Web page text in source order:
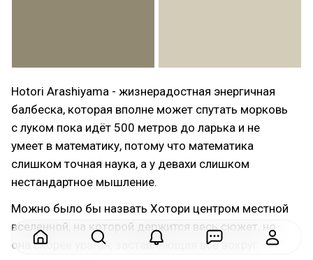
Hotori Arashiyama - жизнерадостная энергичная
балбеска, которая вполне может спутать морковь
с луком пока идёт 500 метров до ларька и не
умеет в математику, потому что математика
слишком точная наука, а у девахи слишком
нестандартное мышление.
Можно было бы назвать Хотори центром местной
вселенной, на которой держится весь сюжет, но
она скорее ураган, заставляющая всё вокруг